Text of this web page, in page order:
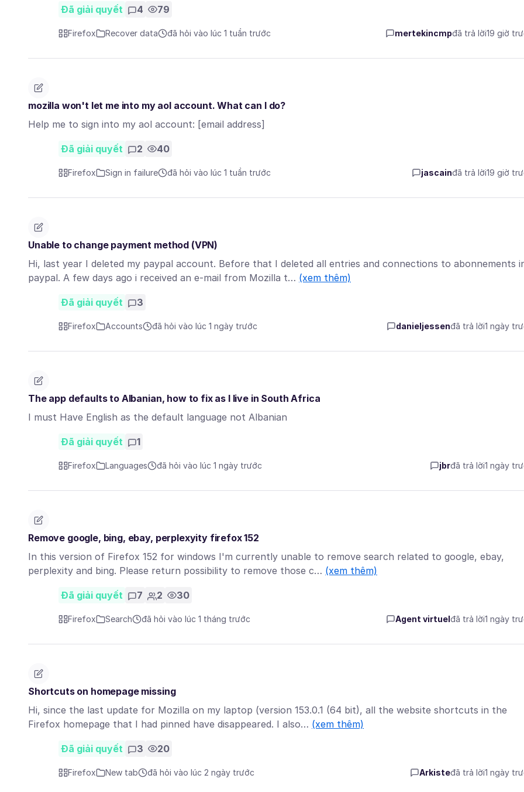
Đã giải quyết 4 79
Firefox Recover data đã hỏi vào lúc 1 tuần trước mertekincmpđã trả lời19 giờ
mozilla won't let me into my aol account. What can I do?
Help me to sign into my aol account: [email address]
Đã giải quyết 2 40
Firefox Sign in failure đã hỏi vào lúc 1 tuần trước jascainđã trả lời19 giờ
Unable to change payment method (VPN)
Hi, last year I deleted my paypal account. Before that I deleted all entries and connections to abonnements
paypal. A few days ago i received an e-mail from Mozilla t… (xem thêm)
Đã giải quyết 3
Firefox Accounts đã hỏi vào lúc 1 ngày trước danieljessenđã trả lời1 ngày
The app defaults to Albanian, how to fix as I live in South Africa
I must Have English as the default language not Albanian
Đã giải quyết 1
Firefox Languages đã hỏi vào lúc 1 ngày trước jbrđã trả lời1 ngày
Remove google, bing, ebay, perplexyity firefox 152
In this version of Firefox 152 for windows I'm currently unable to remove search related to google, ebay,
perplexity and bing. Please return possibility to remove those c… (xem thêm)
Đã giải quyết 7 2 30
Firefox Search đã hỏi vào lúc 1 tháng trước Agent virtuelđã trả lời1 ngày
Shortcuts on homepage missing
Hi, since the last update for Mozilla on my laptop (version 153.0.1 (64 bit), all the website shortcuts in the
Firefox homepage that I had pinned have disappeared. I also… (xem thêm)
Đã giải quyết 3 20
Firefox New tab đã hỏi vào lúc 2 ngày trước Arkisteđã trả lời1 ngày